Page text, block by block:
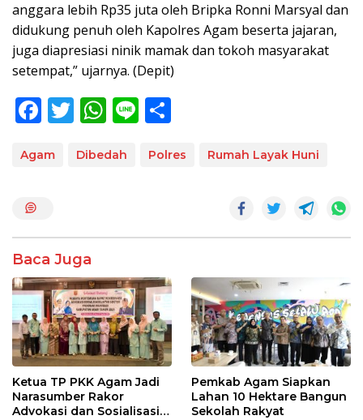
anggara lebih Rp35 juta oleh Bripka Ronni Marsyal dan
didukung penuh oleh Kapolres Agam beserta jajaran,
juga diapresiasi ninik mamak dan tokoh masyarakat
setempat,” ujarnya. (Depit)
F
e
o
k
T
itt
W
at
p
Li
e ar
Agam Dibedah Polres Rumah Layak Huni
Baca Juga
Ketua TP PKK Agam Jadi
Narasumber Rakor
Advokasi dan Sosialisasi
Pemkab Agam Siapkan
Lahan 10 Hektare Bangun
Sekolah Rakyat